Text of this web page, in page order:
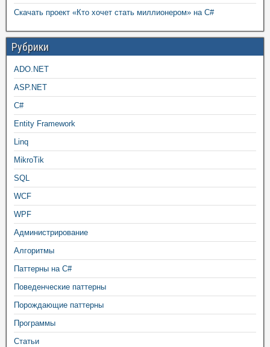
Скачать проект «Кто хочет стать миллионером» на C#
Рубрики
ADO.NET
ASP.NET
C#
Entity Framework
Linq
MikroTik
SQL
WCF
WPF
Администрирование
Алгоритмы
Паттерны на C#
Поведенческие паттерны
Порождающие паттерны
Программы
Статьи